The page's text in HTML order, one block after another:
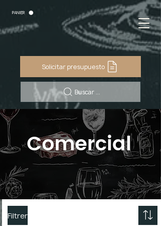
PANIER
Solicitar presupuesto
Buscar ...
Comercial
Filtrer